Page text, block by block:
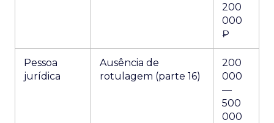
200
000
₽
Pessoa
jurídica
Ausência de
rotulagem (parte 16)
200
000
—
500
000